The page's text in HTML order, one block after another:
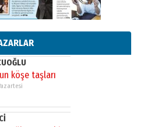
Erzurum’a
daha!
köşe taşları